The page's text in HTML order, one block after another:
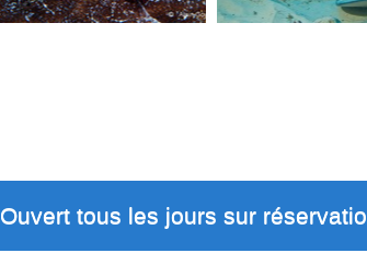
Ouvert tous les jours sur